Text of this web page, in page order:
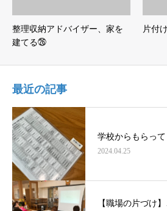
整理収納アドバイザー、家を
建てる㉖
片付
最近の記事
学校からもらっ
2024.04.25
【職場の片づけ